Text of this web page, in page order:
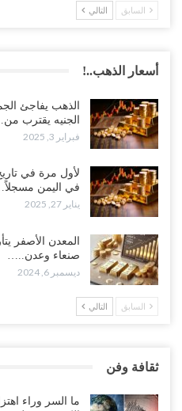
السابق التالي
أسعار الذهب..!
الذهب يفاجئ
الجنيه يقترب
فبراير 3, 2025
لأول مرة في
في اليمن
يناير 27, 2025
المعدن الأصفر
صنعاء وعدن..…
ديسمبر 6, 2024
السابق التالي
ثقافة وفن